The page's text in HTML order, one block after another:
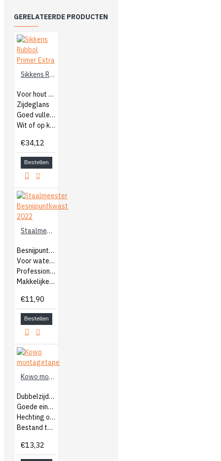
GERELATEERDE PRODUCTEN
Sikkens Rubbol Primer Extra
Voor hout buiten
Zijdeglans
Goed vullend
Wit of op kleur gemengd
€34,12
Bestellen
Staalmeester Besnijpuntkwast 2022
Besnijpuntkwast
Voor watergedragen en terpentine
Professionele kwast
Makkelijker om te besnijden
€11,90
Bestellen
Kowo montagetape
Dubbelzijdige klevende tape
Goede eindkleefkracht
Hechting op vele ondergronden
Bestand tegen chemicaliën & weersinvloeden
€13,32